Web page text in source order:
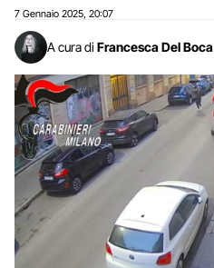
7 Gennaio 2025 20:07
A cura di Francesca Del Boca